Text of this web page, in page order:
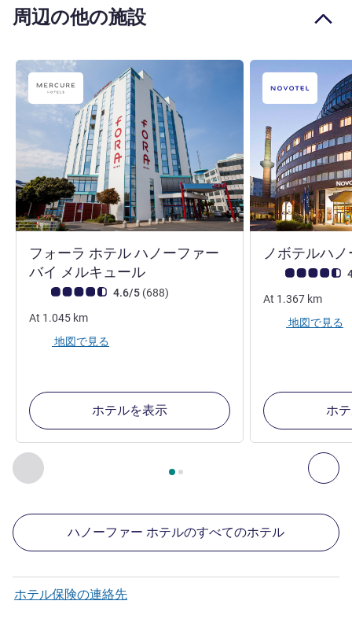
周辺の他の施設
前に戻る - 周辺の他の施設 次
2ページ中 , 周辺の他の施設 1 :, 周辺の他の施設 2
フォーラ ホテル ハノーファー
バイ メルキュール
お客さまの声 (確認済みレビュー アコーホテルズ)
4.6/5 (688件のレビュー
)
At 1.045 km
地図で見る
ホテルを表示
ノボテルハ
お客さまの声 (
At 1.367 km
地図で見る
ホ
ハノーファー ホテルのすべてのホテル
ホテル保険の連絡先